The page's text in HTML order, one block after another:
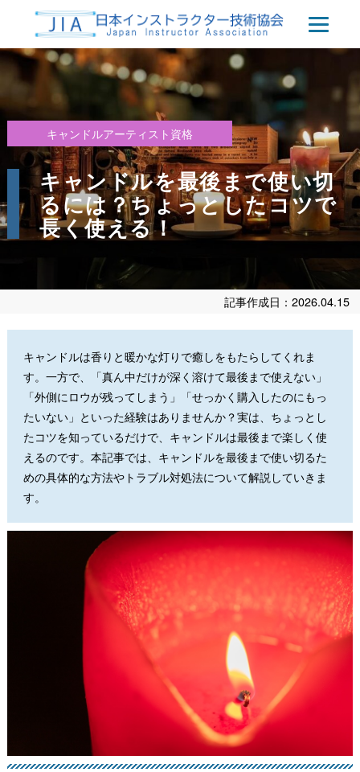
キャンドルアーティスト資格
キャンドルを最後まで使い切
るには？ちょっとしたコツで
長く使える！
記事作成日：2026.04.15
キャンドルは香りと暖かな灯りで癒しをもたらしてくれま
す。一方で、「真ん中だけが深く溶けて最後まで使えない」
「外側にロウが残ってしまう」「せっかく購入したのにもっ
たいない」といった経験はありませんか？実は、ちょっとし
たコツを知っているだけで、キャンドルは最後まで楽しく使
えるのです。本記事では、キャンドルを最後まで使い切るた
めの具体的な方法やトラブル対処法について解説していきま
す。